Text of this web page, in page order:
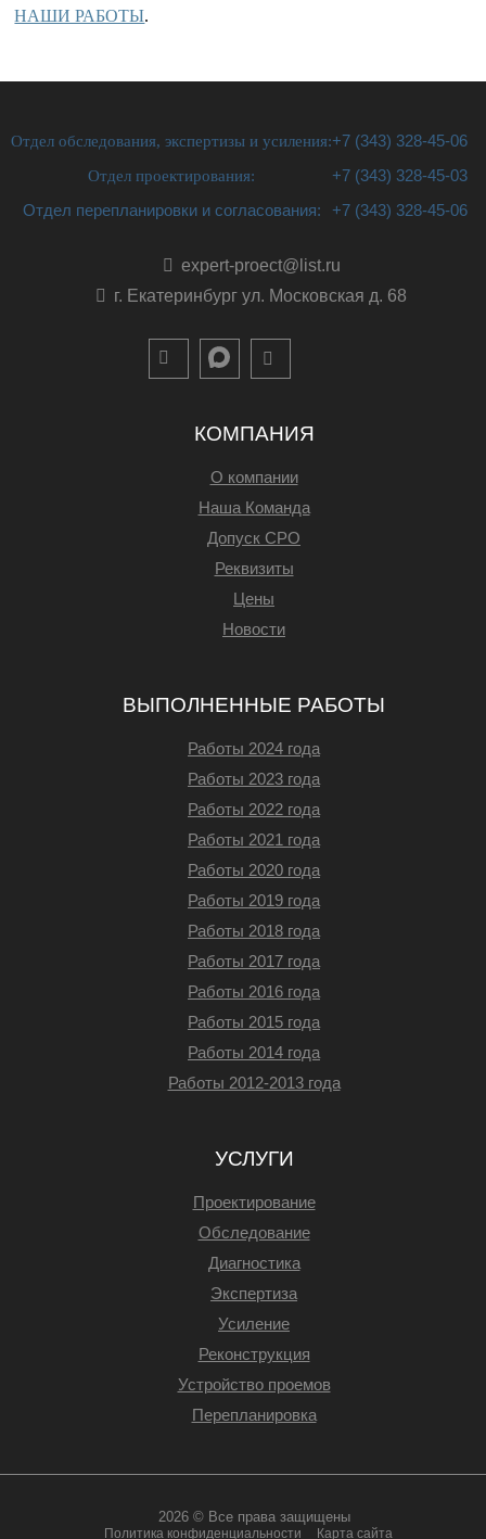
НАШИ РАБОТЫ.
Отдел обследования, экспертизы и усиления:+7 (343) 328-45-06
Отдел проектирования:
+7 (343) 328-45-03
Отдел перепланировки и согласования:
+7 (343) 328-45-06
expert-proect@list.ru
г. Екатеринбург ул. Московская д. 68
КОМПАНИЯ
О компании
Наша Команда
Допуск СРО
Реквизиты
Цены
Новости
ВЫПОЛНЕННЫЕ РАБОТЫ
Работы 2024 года
Работы 2023 года
Работы 2022 года
Работы 2021 года
Работы 2020 года
Работы 2019 года
Работы 2018 года
Работы 2017 года
Работы 2016 года
Работы 2015 года
Работы 2014 года
Работы 2012-2013 года
УСЛУГИ
Проектирование
Обследование
Диагностика
Экспертиза
Усиление
Реконструкция
Устройство проемов
Перепланировка
2026 © Все права защищены
Политика конфиденциальности Карта сайта